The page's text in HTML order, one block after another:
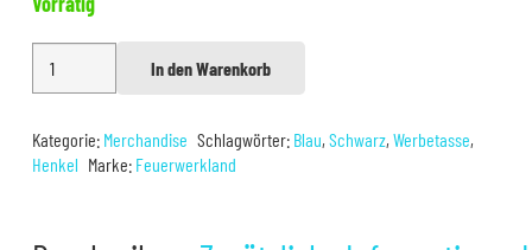
Feuerwerkland
Keramiktasse
In den Warenkorb
Alternative:
Kategorie: Merchandise Schlagwörter: Blau,Schwarz,Werbetasse,
Henkel Marke: Feuerwerkland